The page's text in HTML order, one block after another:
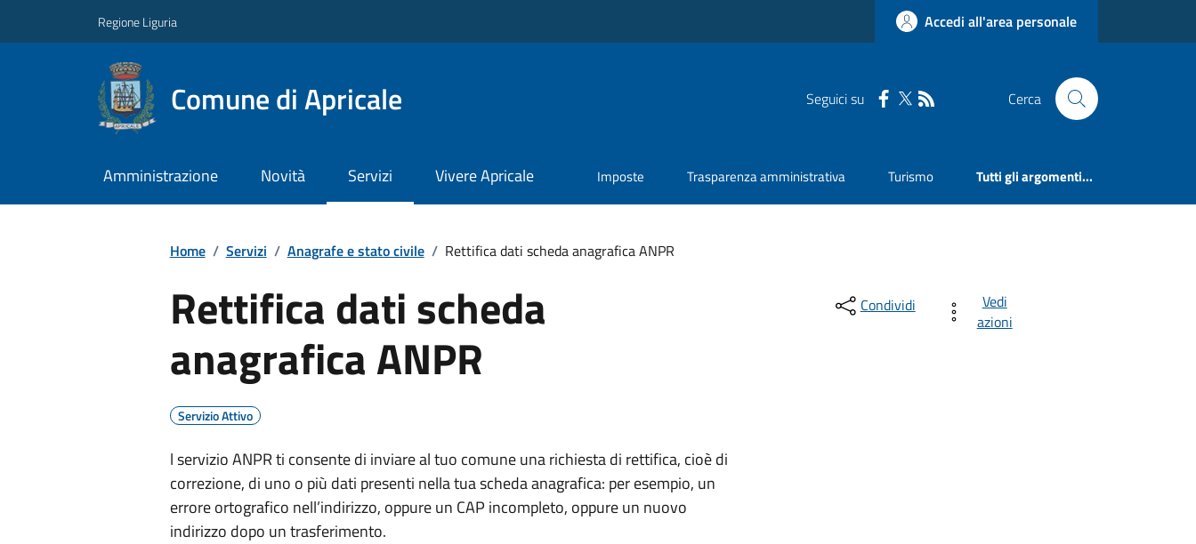
Regione Liguria Accedi all'area personale
Comune di Apricale Seguici su Cerca
Amministrazione Novità Servizi Vivere Apricale Imposte Trasparenza amministrativa Turismo Tutti gli argomenti...
Home / Servizi / Anagrafe e stato civile / Rettifica dati scheda anagrafica ANPR
Rettifica dati scheda
anagrafica ANPR
Servizio Attivo
l servizio ANPR ti consente di inviare al tuo comune una richiesta di rettifica, cioè di
correzione, di uno o più dati presenti nella tua scheda anagrafica: per esempio, un
errore ortografico nell’indirizzo, oppure un CAP incompleto, oppure un nuovo
indirizzo dopo un trasferimento.
Condividi
Vedi
azioni